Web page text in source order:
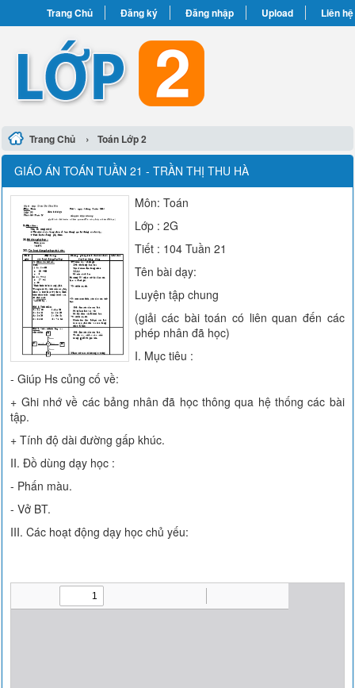
Trang Chủ Đăng ký Đăng nhập Upload Liên hệ
Trang Chủ › Toán Lớp 2
GIÁO ÁN TOÁN TUẦN 21 - TRẦN THỊ THU HÀ
Môn: Toán
Lớp : 2G
Tiết : 104 Tuần 21
Tên bài dạy:
Luyện tập chung
(giải các bài toán có liên quan đến các
phép nhân đã học)
I. Mục tiêu :
- Giúp Hs củng cố về:
+ Ghi nhớ về các bảng nhân đã học thông qua hệ thống các bài
tập.
+ Tính độ dài đường gấp khúc.
II. Đồ dùng dạy học :
- Phấn màu.
- Vở BT.
III. Các hoạt động dạy học chủ yếu: